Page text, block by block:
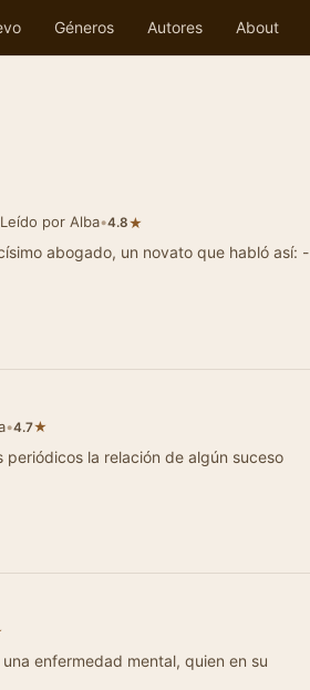
Géneros Autores About
Leído por Alba•4.8★
abogado, un novato que habló así: -
•4.7★
de algún suceso
enfermedad mental, quien en su